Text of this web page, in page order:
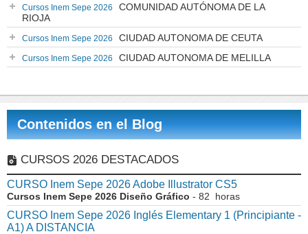
Cursos Inem Sepe 2026
COMUNIDAD AUTÓNOMA DE LA
RIOJA
Cursos Inem Sepe 2026 CIUDAD AUTONOMA DE CEUTA
Cursos Inem Sepe 2026 CIUDAD AUTONOMA DE MELILLA
Contenidos en el Blog
CURSOS 2026 DESTACADOS
CURSO Inem Sepe 2026 Adobe Illustrator CS5
Cursos Inem Sepe 2026 Diseño Gráfico - 82 horas
CURSO Inem Sepe 2026 Inglés Elementary 1 (Principiante -
A1) A DISTANCIA